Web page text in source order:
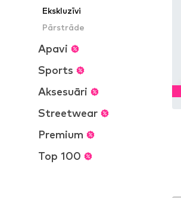
Ekskluzīvi
Pārstrāde
Apavi
Sports
Aksesuāri
Streetwear
Premium
Top 100